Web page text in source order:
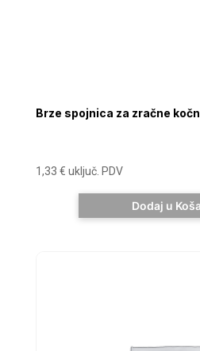
Brze spojnica za zračne
1,33 € uključ. PDV
Dodaj u